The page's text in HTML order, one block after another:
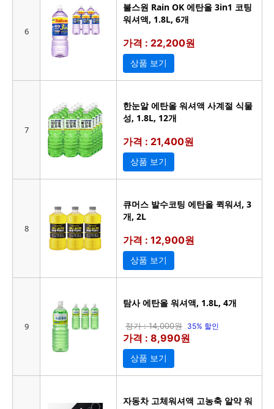
6
불스원 Rain OK 에탄올 3in1 코팅
워셔액, 1.8L, 6개
가격 : 22,200원
상품 보기
7
한눈알 에탄올 워셔액 사계절 식물
성, 1.8L, 12개
가격 : 21,400원
상품 보기
8
큐머스 발수코팅 에탄올 퀵워셔, 3
개, 2L
가격 : 12,900원
상품 보기
9
탐사 에탄올 워셔액, 1.8L, 4개
정가 : 14,000원 35% 할인
가격 : 8,990원
상품 보기
자동차 고체워셔액 고농축 알약 워